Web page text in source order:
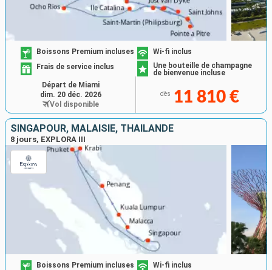
Boissons Premium incluses
Wi-fi inclus
Frais de service inclus
Une bouteille de champagne
de bienvenue incluse
dès 11 810 €
Départ de Miami
dim. 20 déc. 2026
Vol disponible
SINGAPOUR, MALAISIE, THAÏLANDE
8 jours, EXPLORA III
Boissons Premium incluses
Wi-fi inclus